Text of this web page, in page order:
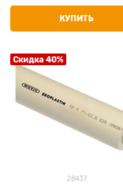
КУПИТЬ
Скидка 40%
28437